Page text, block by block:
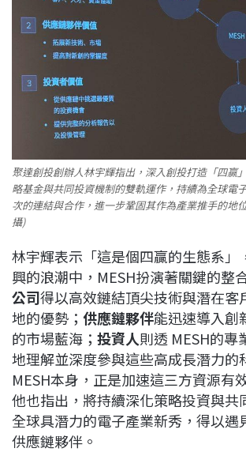
聚達創投創辦人林宇輝指出，深入創投打造「四贏
略基金與共同投資機制的雙軌運作，持續為全球電
次的連結與合作，進一步鞏固其作為產業推手的地
攝)
林宇輝表示「這是個四贏的生態系」
興的浪潮中，MESH扮演著關鍵的整
公司得以高效鏈結頂尖技術與潛在客
地的優勢； 供應鏈夥伴能迅速導入創
的市場藍海； 投資人則透 MESH的專
地理解並深度參與這些高成長潛力的
MESH本身，正是加速這三方資源有
他也指出，將持續深化策略投資與共
全球具潛力的電子產業新秀，得以遇
供應鏈夥伴。